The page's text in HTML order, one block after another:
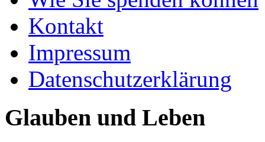
Kontakt
Impressum
Datenschutzerklärung
Glauben und Leben